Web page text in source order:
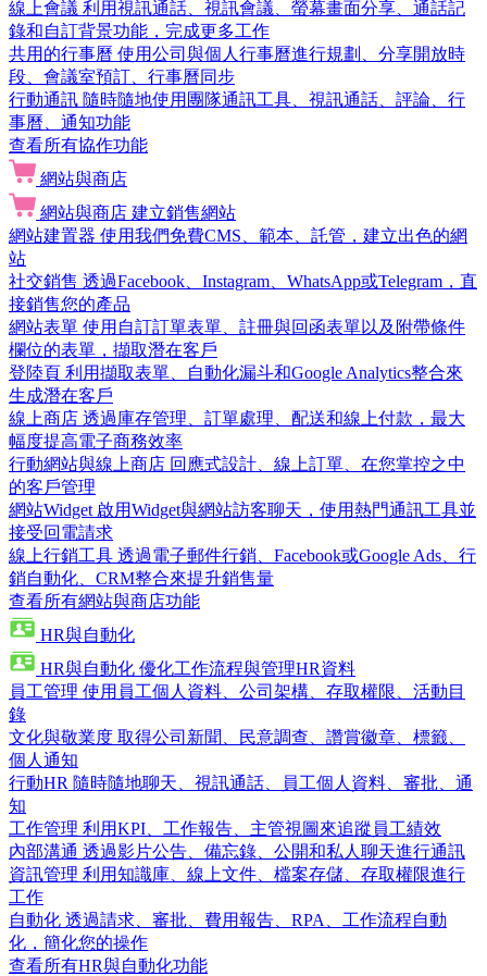
線上會議 利用視訊通話、視訊會議、螢幕畫面分享、通話記
錄和自訂背景功能，完成更多工作
共用的行事曆 使用公司與個人行事曆進行規劃、分享開放時
段、會議室預訂、行事曆同步
行動通訊 隨時隨地使用團隊通訊工具、視訊通話、評論、行
事曆、通知功能
查看所有協作功能
網站與商店
網站與商店 建立銷售網站
網站建置器 使用我們免費CMS、範本、託管，建立出色的網
站
社交銷售 透過Facebook、Instagram、WhatsApp或Telegram，直
接銷售您的產品
網站表單 使用自訂訂單表單、註冊與回函表單以及附帶條件
欄位的表單，擷取潛在客戶
登陸頁 利用擷取表單、自動化漏斗和Google Analytics整合來
生成潛在客戶
線上商店 透過庫存管理、訂單處理、配送和線上付款，最大
幅度提高電子商務效率
行動網站與線上商店 回應式設計、線上訂單、在您掌控之中
的客戶管理
網站Widget 啟用Widget與網站訪客聊天，使用熱門通訊工具並
接受回電請求
線上行銷工具 透過電子郵件行銷、Facebook或Google Ads、行
銷自動化、CRM整合來提升銷售量
查看所有網站與商店功能
HR與自動化
HR與自動化 優化工作流程與管理HR資料
員工管理 使用員工個人資料、公司架構、存取權限、活動目
錄
文化與敬業度 取得公司新聞、民意調查、讚賞徽章、標籤、
個人通知
行動HR 隨時隨地聊天、視訊通話、員工個人資料、審批、通
知
工作管理 利用KPI、工作報告、主管視圖來追蹤員工績效
內部溝通 透過影片公告、備忘錄、公開和私人聊天進行通訊
資訊管理 利用知識庫、線上文件、檔案存儲、存取權限進行
工作
自動化 透過請求、審批、費用報告、RPA、工作流程自動
化，簡化您的操作
查看所有HR與自動化功能